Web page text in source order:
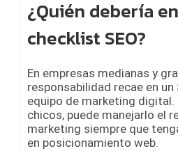
¿Quién debería
checklist SEO?
En empresas medianas y
responsabilidad recae en un
equipo de marketing digital.
chicos, puede manejarlo el
marketing siempre que
en posicionamiento web.